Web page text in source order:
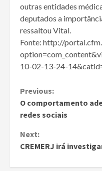
outras entidades
deputados a
ressaltou Vital.
Fonte: http://
10-02-13-24-
Continue
Reading
Previous:
O comportamento
redes sociais
Next:
CREMERJ irá